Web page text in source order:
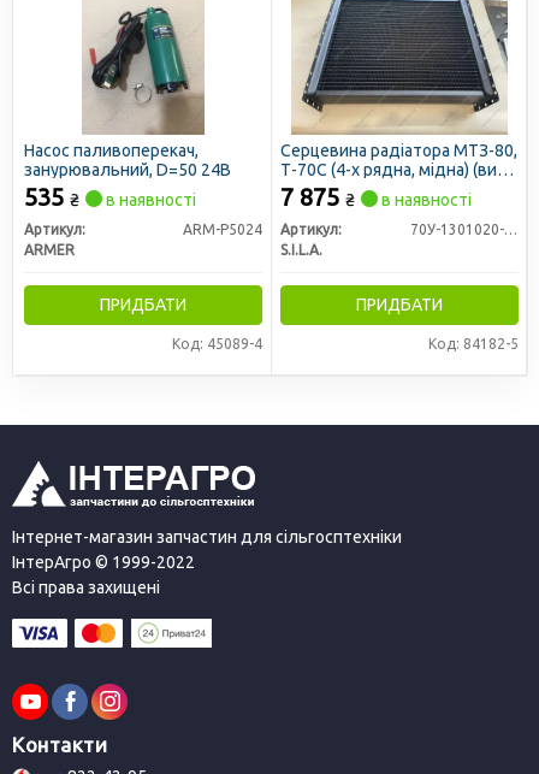
Насос паливоперекач,
занурювальний, D=50 24В
535 ₴ в наявності
Артикул:
ARM-P5024
ARMER
ПРИДБАТИ
Код: 45089-4
Серцевина радіатора МТЗ-80,
Т-70С (4-х рядна, мідна) (вир-
во S.I.L.A. AC)
7 875 ₴ в наявності
Артикул:
70У-1301020-С4
S.I.L.A.
ПРИДБАТИ
Код: 84182-5
Інтернет-магазин запчастин для сільгосптехніки
ІнтерАгро © 1999-2022
Всі права захищені
Контакти